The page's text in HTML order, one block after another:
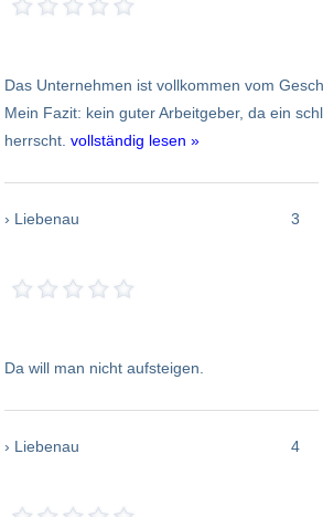
Das Unternehmen ist vollkommen vom
Mein Fazit: kein guter Arbeitgeber, da ein
herrscht. vollständig lesen »
› Liebenau 3
Da will man nicht aufsteigen.
› Liebenau 4